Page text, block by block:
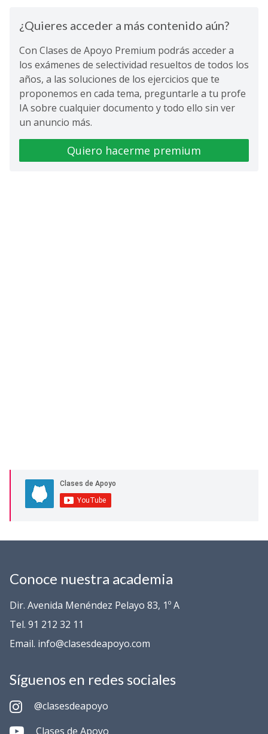
¿Quieres acceder a más contenido aún?
Con Clases de Apoyo Premium podrás acceder a
los exámenes de selectividad resueltos de todos los
años, a las soluciones de los ejercicios que te
proponemos en cada tema, preguntarle a tu profe
IA sobre cualquier documento y todo ello sin ver
un anuncio más.
Quiero hacerme premium
Conoce nuestra academia
Dir. Avenida Menéndez Pelayo 83, 1º A
Tel. 91 212 32 11
Email. info@clasesdeapoyo.com
Síguenos en redes sociales
@clasesdeapoyo
Clases de Apoyo